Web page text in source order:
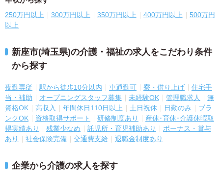
250万円以上 300万円以上 350万円以上 400万円以上
500万円
以上
新座市(埼玉県)の介護・福祉の求人をこだわり条件
から探す
夜勤専従 駅から徒歩10分以内 車通勤可 寮・借り上げ
住宅手
当・補助
オープニングスタッフ募集 未経験OK 管理職求人
無
資格OK
高収入 年間休日110日以上 土日祝休 日勤のみ
ブラ
ンクOK
資格取得サポート 研修制度あり
産休･育休･介護休暇取
得実績あり
残業少なめ 託児所・育児補助あり
ボーナス・賞与
あり
社会保険完備 交通費支給 退職金制度あり
企業から介護の求人を探す